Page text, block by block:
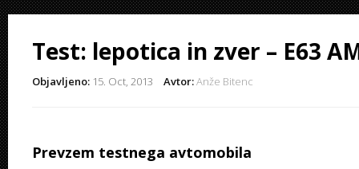
Test: lepotica in zver – E63
Objavljeno: 15. Oct, 2013 Avtor:Anže Bitenc
Prevzem testnega avtomobila